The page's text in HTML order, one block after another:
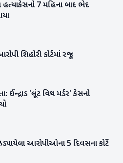
હત્યાકેસનો 7 મહિના બાદ ભેદ
શિહોરી કોર્ટમાં રજૂ
ઈન્દ્રાડ 'લૂંટ વિથ મર્ડર' કેસનો
આરોપીઓના 5 દિવસના કોર્ટે